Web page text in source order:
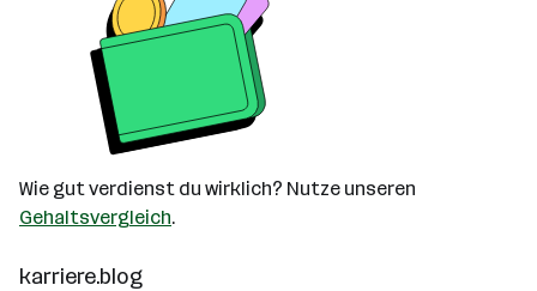
Wie gut verdienst du wirklich? Nutze unseren
Gehaltsvergleich.
karriere.blog